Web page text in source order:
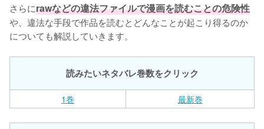
さらにrawなどの違法ファイルで漫画を読むことの危険性
や、違法な手段で作品を読むとどんなことが起こり得るのか
についても解説していきます。
読みたいネタバレ巻数をクリック
1巻 最新巻